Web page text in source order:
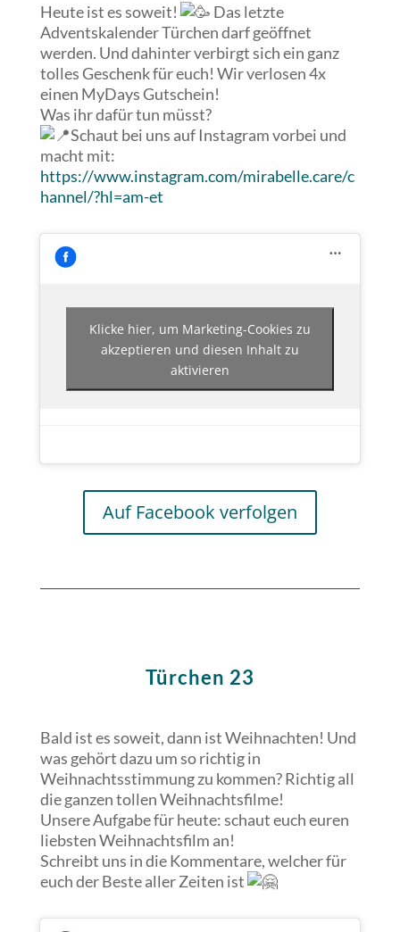
Heute ist es soweit!
Das letzte
Adventskalender Türchen darf geöffnet
werden. Und dahinter verbirgt sich ein ganz
tolles Geschenk für euch! Wir verlosen 4x
einen MyDays Gutschein!
Was ihr dafür tun müsst?
Schaut bei uns auf Instagram vorbei und
macht mit:
https://www.instagram.com/mirabelle.care/c
hannel/?hl=am-et
Klicke hier, um Marketing-Cookies zu
akzeptieren und diesen Inhalt zu
aktivieren
Auf Facebook verfolgen
Türchen 23
Bald ist es soweit, dann ist Weihnachten! Und
was gehört dazu um so richtig in
Weihnachtsstimmung zu kommen? Richtig all
die ganzen tollenWeihnachtsfilme!
Unsere Aufgabe für heute: schaut euch euren
liebsten Weihnachtsfilm an!
Schreibt uns in die Kommentare, welcher für
euch der Beste aller Zeiten ist